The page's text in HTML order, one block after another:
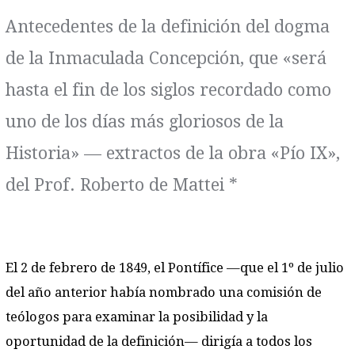
Antecedentes de la definición del dogma
de la Inmaculada Concepción, que «será
hasta el fin de los siglos recordado como
uno de los días más gloriosos de la
Historia» — extractos de la obra «Pío IX»,
del Prof. Roberto de Mattei *
El 2 de febrero de 1849, el Pontífice —que el 1º de julio
del año anterior había nombrado una comisión de
teólogos para examinar la posibilidad y la
oportunidad de la definición— dirigía a todos los